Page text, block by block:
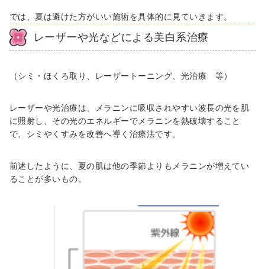
では、夏は避けた方がいい施術を具体的に見ていきます。
レーザーや光などによる美白系治療
（シミ・ほくろ取り、レーザートーニング、光治療 等）
レーザーや光治療は、メラニンに吸収されやすい波長の光を肌
に照射し、その光のエネルギーでメラニンを熱破壊すること
で、シミやくすみを改善へ導く治療法です。
前述したように、夏の肌は他の季節よりもメラニンが増えてい
ることが多いもの。